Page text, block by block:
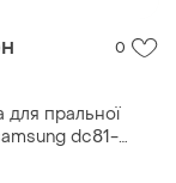
0
для пральної
dc81-